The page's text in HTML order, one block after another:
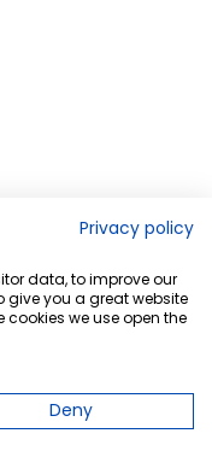
Privacy policy
data, to improve our
give you a great website
cookies we use open the
Deny